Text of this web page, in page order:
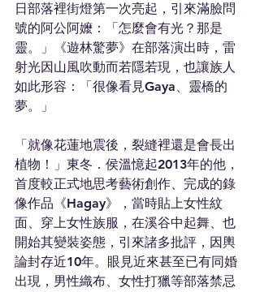
日部落裡街燈第一次亮起，引來滿臉問
號的阿公阿嬤：「怎麼會有光？那是
靈。」《遊林驚夢》在部落演出時，雷
射光因山風吹動而若隱若現，也讓族人
如此形容：「很像看見Gaya、靈橋的
夢。」
「就像花蓮地震後，裂縫裡還是會長出
植物！」東冬．侯溫憶起2013年的他，
首度較正式地思考藝術創作、完成的錄
像作品《Hagay》，當時貼上女性紋
面、穿上女性族服，在溪谷中起舞、也
開始其變裝姿態，引來諸多批評，因輿
論封存近10年。眼見近來甚至已有同婚
出現，男性織布、女性打獵等部落禁忌